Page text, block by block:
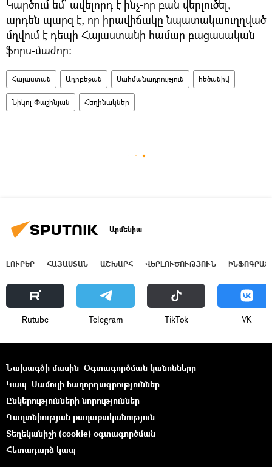
Կարծում եմ՝ ավելորդ է ինչ-որ բան վերլուծել,
արդեն պարզ է, որ իրավիճակը նպատակաուղղված
մղվում է դեպի Հայաստանի համար բացասական
ֆորս-մաժոր։
Հայաստան Ադրբեջան Սահմանադրություն հեծանիվ
Նիկոլ Փաշինյան Հեղինակներ
Արմենիա
ԼՈՒՐԵՐ ՀԱՅԱՍՏԱՆ ԱՇԽԱՐՀ ՎԵՐԼՈՒԾՈՒԹՅՈՒՆ
Rutube Telegram ТikТоk VK
Նախագծի մասին Օգտագործման կանոնները
Կապ Մամուլի հաղորդագրություններ
Ընկերությունների նորություններ
Գաղտնիության քաղաքականություն
Տեղեկանիշի (cookie) օգտագործման
Հետադարձ կապ